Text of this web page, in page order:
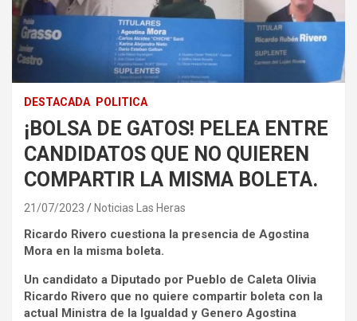
DESTACADA POLITICA
¡BOLSA DE GATOS! PELEA ENTRE
CANDIDATOS QUE NO QUIEREN
COMPARTIR LA MISMA BOLETA.
21/07/2023 Noticias Las Heras
Ricardo Rivero cuestiona la presencia de Agostina
Mora en la misma boleta.
Un candidato a Diputado por Pueblo de Caleta Olivia
Ricardo Rivero que no quiere compartir boleta con la
actual Ministra de la Igualdad y Genero Agostina